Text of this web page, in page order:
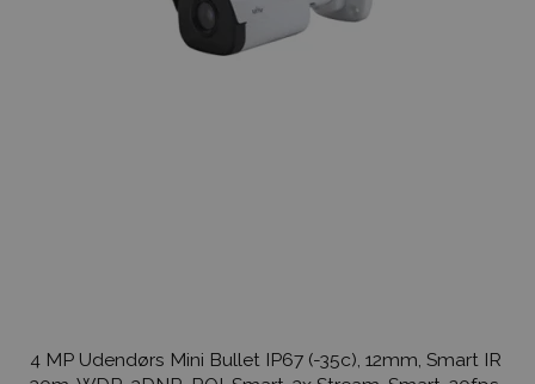
4 MP Udendørs Mini Bullet IP67 (-35c), 12mm, Smart IR